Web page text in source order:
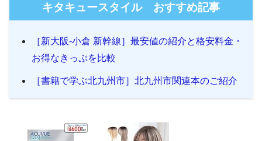
キタキュースタイル おすすめ記事
［新大阪-小倉 新幹線］最安値の紹介と格安料金・
お得なきっぷを比較
［書籍で学ぶ北九州市］北九州市関連本のご紹介